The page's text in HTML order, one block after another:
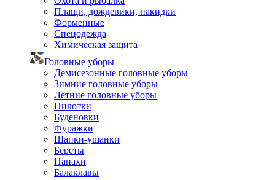
Плащи, дождевики, накидки
Форменные
Спецодежда
Химическая защита
Головные уборы
Демисезонные головные уборы
Зимние головные уборы
Летние головные уборы
Пилотки
Буденовки
Фуражки
Шапки-ушанки
Береты
Папахи
Балаклавы